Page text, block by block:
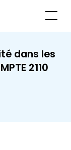
dans les
2110